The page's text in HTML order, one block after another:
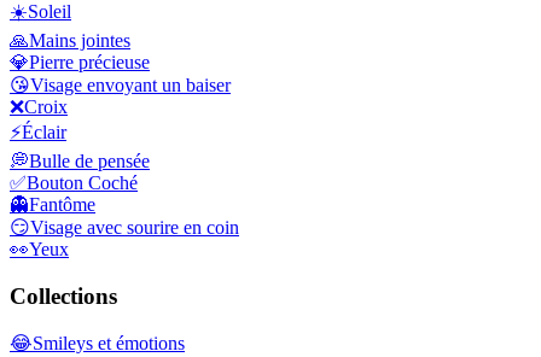
☀️Soleil
🙏Mains jointes
💎Pierre précieuse
😘Visage envoyant un baiser
❌Croix
⚡Éclair
💭Bulle de pensée
✅Bouton Coché
👻Fantôme
😏Visage avec sourire en coin
👀Yeux
Collections
😂Smileys et émotions